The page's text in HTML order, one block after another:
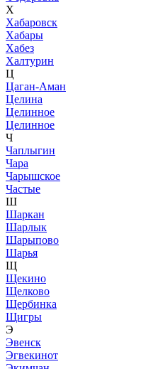
Х
Хабаровск
Хабары
Хабез
Халтурин
Ц
Цаган-Аман
Целина
Целинное
Целинное
Ч
Чаплыгин
Чара
Чарышское
Частые
Ш
Шаркан
Шарлык
Шарыпово
Шарья
Щ
Щекино
Щелково
Щербинка
Щигры
Э
Эвенск
Эгвекинот